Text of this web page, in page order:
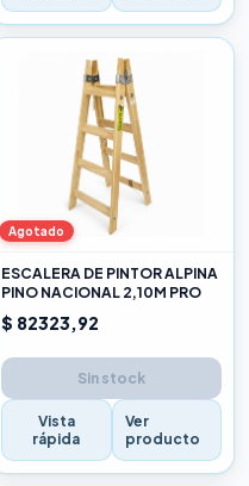
Agotado
ESCALERA DE PINTOR ALPINA
PINO NACIONAL 2,10M PRO
$ 82323,92
Sin stock
Vista
rápida
Ver
producto